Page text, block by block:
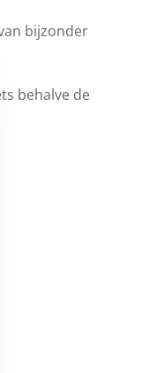
bijzonder
behalve de